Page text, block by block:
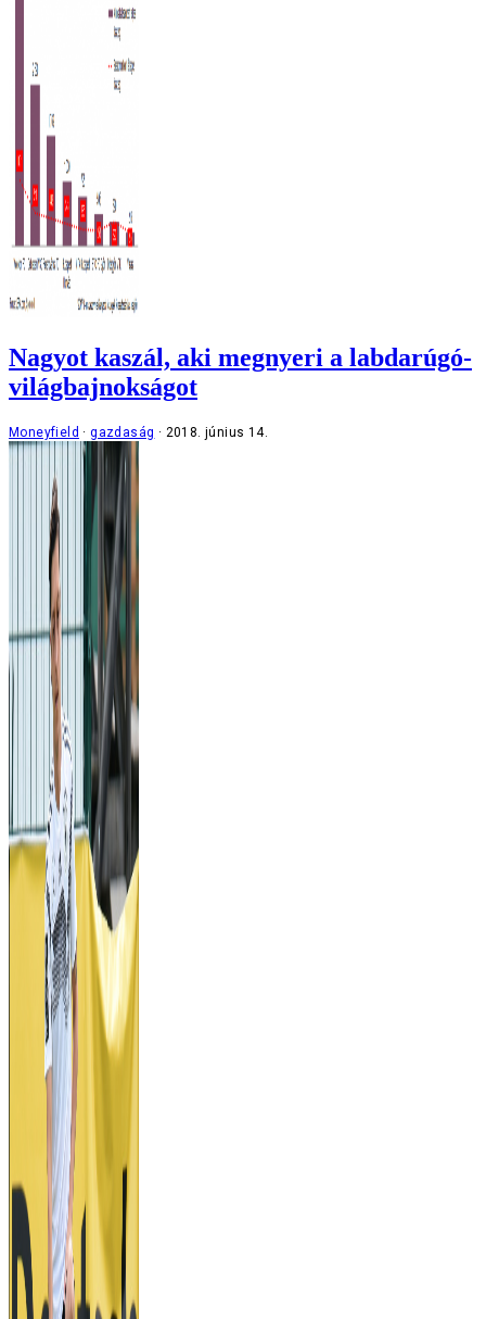
Nagyot kaszál, aki megnyeri a labdarúgó-
világbajnokságot
Moneyfield gazdaság 2018. június 14.